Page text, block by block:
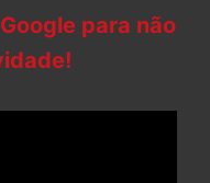
para não